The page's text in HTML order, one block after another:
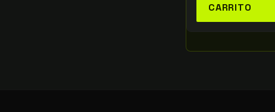
CARRITO